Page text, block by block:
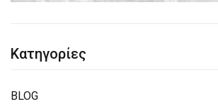
Κατηγορίες
BLOG